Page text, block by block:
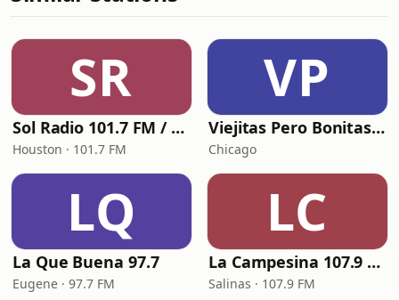
SR
Sol Radio 101.7 FM / 106.9 HD3
Houston · 101.7 FM
VP
Viejitas Pero Bonitas Radio
Chicago
LQ
La Que Buena 97.7
Eugene · 97.7 FM
LC
La Campesina 107.9 FM
Salinas · 107.9 FM